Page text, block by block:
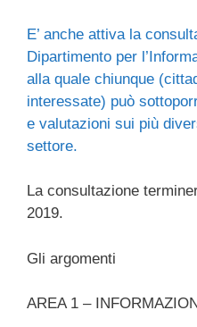
E’ anche attiva la
Dipartimento per
alla quale chiunque
interessate) può
e valutazioni sui più
settore.
La consultazione
2019.
Gli argomenti
AREA 1 –